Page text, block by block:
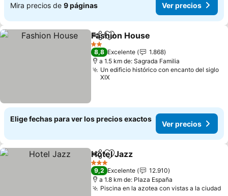
Mira precios de 9 páginas Ver precios
CompartirAgregar a favoritos
Fashion House
2 Estrellas
8,8 Excelente
1.868
a 1.5 km de: Sagrada Familia
Un edificio histórico con encanto del siglo
XIX
Elige fechas para ver los precios exactos
Ver precios
CompartirAgregar a favoritos
Hotel Jazz
3 Estrellas
9,2 Excelente
12.910
a 1.8 km de: Plaza España
Piscina en la azotea con vistas a la ciudad